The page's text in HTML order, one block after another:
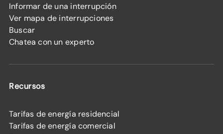
Informar de una interrupción
Ver mapa de interrupciones
Buscar
Chatea con un experto
Recursos
Tarifas de energía residencial
Tarifas de energía comercial